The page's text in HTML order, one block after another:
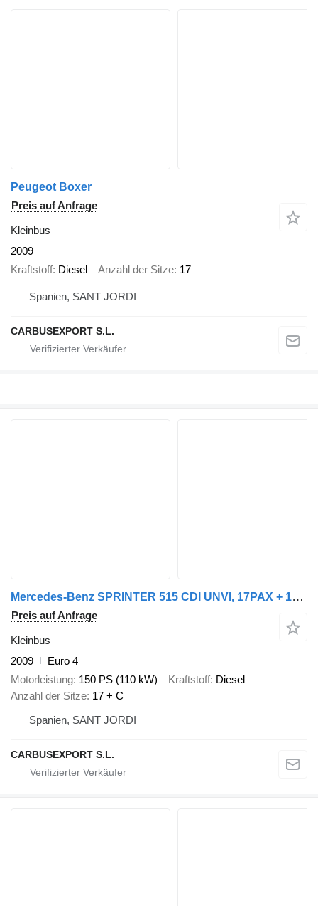
Peugeot Boxer
Preis auf Anfrage
Kleinbus
2009
Kraftstoff Diesel Anzahl der Sitze 17
Spanien, SANT JORDI
CARBUSEXPORT S.L.
Mercedes-Benz SPRINTER 515 CDI UNVI, 17PAX + 1C, (4+4PMR+C)
Preis auf Anfrage
Kleinbus
2009
Euro 4
Motorleistung 150 PS (110 kW) Kraftstoff Diesel
Anzahl der Sitze 17 + C
Spanien, SANT JORDI
CARBUSEXPORT S.L.